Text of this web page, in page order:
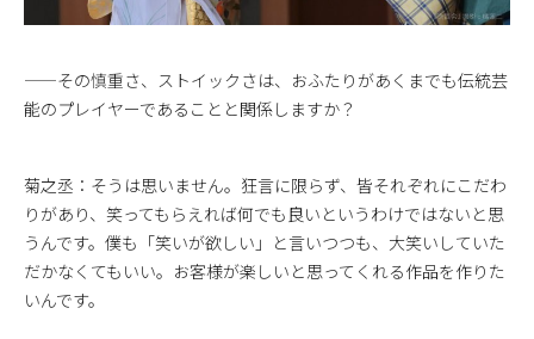
——その慎重さ、ストイックさは、おふたりがあくまでも伝統芸
能のプレイヤーであることと関係しますか？
菊之丞：そうは思いません。狂言に限らず、皆それぞれにこだわ
りがあり、笑ってもらえれば何でも良いというわけではないと思
うんです。僕も「笑いが欲しい」と言いつつも、大笑いしていた
だかなくてもいい。お客様が楽しいと思ってくれる作品を作りた
いんです。